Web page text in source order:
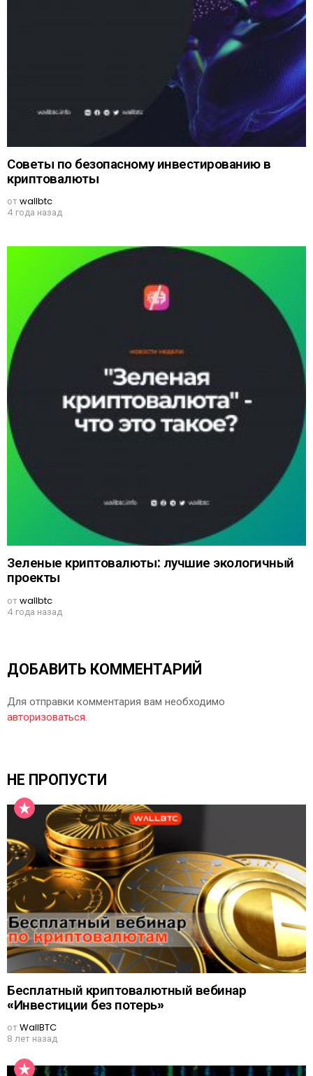
Советы по безопасному инвестированию в
криптовалюты
отwallbtc
4 года назад
Зеленые криптовалюты: лучшие экологичный
проекты
отwallbtc
4 года назад
ДОБАВИТЬ КОММЕНТАРИЙ
Для отправки комментария вам необходимо
авторизоваться.
НЕ ПРОПУСТИ
Бесплатный криптовалютный вебинар
«Инвестиции без потерь»
отWallBTC
8 лет назад